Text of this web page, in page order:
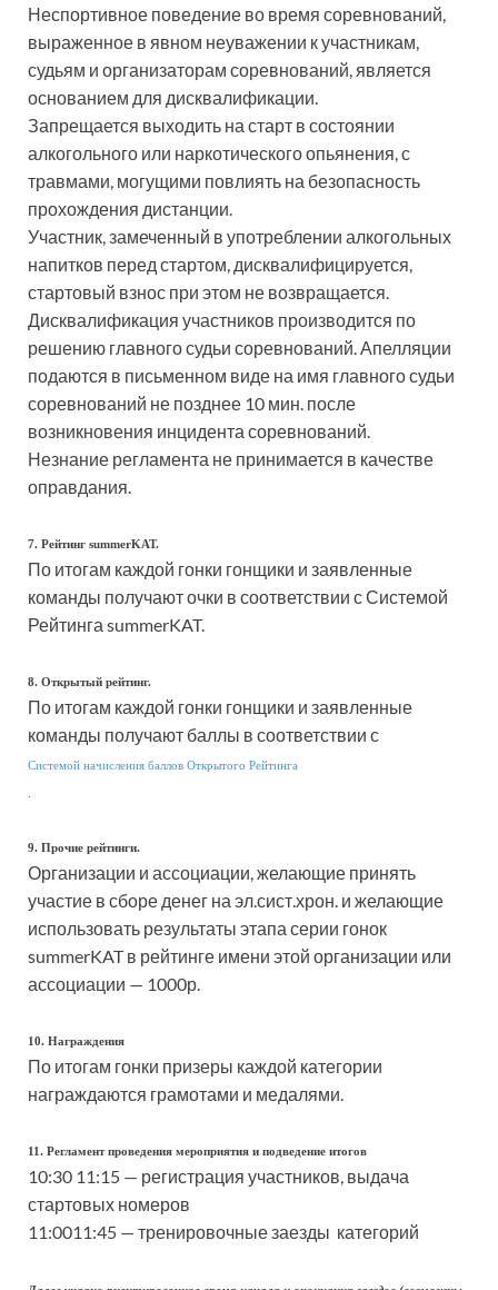
Неспортивное поведение во время соревнований,
выраженное в явном неуважении к участникам,
судьям и организаторам соревнований, является
основанием для дисквалификации.
Запрещается выходить на старт в состоянии
алкогольного или наркотического опьянения, с
травмами, могущими повлиять на безопасность
прохождения дистанции.
Участник, замеченный в употреблении алкогольных
напитков перед стартом, дисквалифицируется,
стартовый взнос при этом не возвращается.
Дисквалификация участников производится по
решению главного судьи соревнований. Апелляции
подаются в письменном виде на имя главного судьи
соревнований не позднее 10 мин. после
возникновения инцидента соревнований.
Незнание регламента не принимается в качестве
оправдания.
7. Рейтинг summerKAT.
По итогам каждой гонки гонщики и заявленные
команды получают очки в соответствии с Системой
Рейтинга summerKAT.
8. Открытый рейтинг.
По итогам каждой гонки гонщики и заявленные
команды получают баллы в соответствии с
Системой начисления баллов Открытого Рейтинга
9. Прочие рейтинги.
Организации и ассоциации, желающие принять
участие в сборе денег на эл.сист.хрон. и желающие
использовать результаты этапа серии гонок
summerKAT в рейтинге имени этой организации или
ассоциации — 1000р.
10. Награждения
По итогам гонки призеры каждой категории
награждаются грамотами и медалями.
11. Регламент проведения мероприятия и подведение итогов
10:30 11:15 — регистрация участников, выдача
стартовых номеров
11:0011:45 — тренировочные заезды категорий